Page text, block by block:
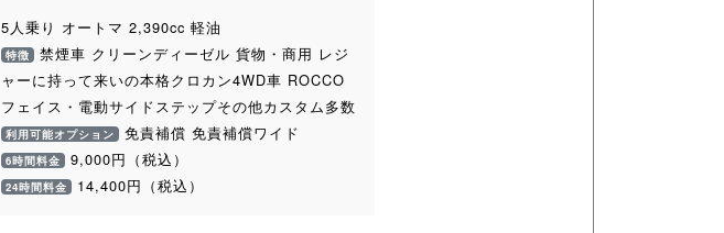
5人乗り オートマ 2,390cc 軽油
特徴 禁煙車 クリーンディーゼル 貨物・商用 レジ
ャーに持って来いの本格クロカン4WD車 ROCCO
フェイス・電動サイドステップその他カスタム多数
利用可能オプション 免責補償 免責補償ワイド
6時間料金 9,000円（税込）
24時間料金 14,400円（税込）